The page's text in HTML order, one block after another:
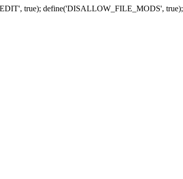
true); define('DISALLOW_FILE_MODS', true);